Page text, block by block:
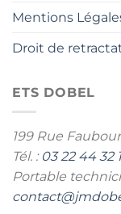
Mentions
Droit de
ETS DOBEL
199 Rue
Tél. : 03 22 44 32
Portable